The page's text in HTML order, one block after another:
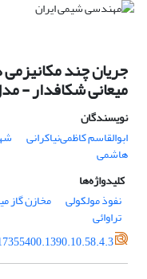
جریان چند مکانیزمی
میعانی شکافدار -
نویسندگان
ابوالقاسم کاظمی‌نیاکرانی
هاشمی
کلیدواژه‌ها
نفوذ مولکولی
مخازن گاز
تراوائی